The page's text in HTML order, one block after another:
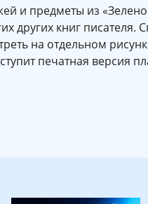
и предметы из
других книг писателя.
на отдельном
печатная версия